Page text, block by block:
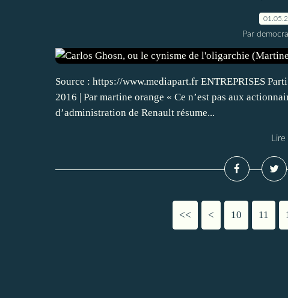
Par
Source : https://www.mediapart.fr ENTREPRISES
2016 | Par martine orange « Ce n’est pas aux
d’administration de Renault résume...
Lire
<< < 10 11